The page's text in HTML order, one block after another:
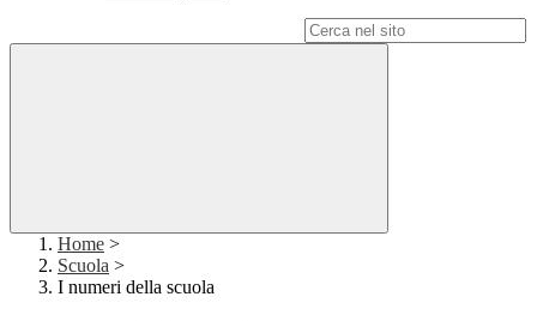
Home >
Scuola >
I numeri della scuola